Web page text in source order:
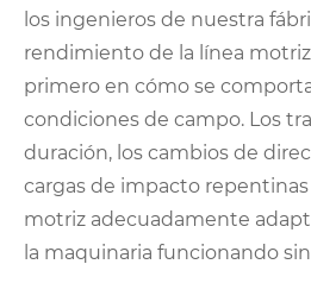
los ingenieros de nuestra
rendimiento de la línea
primero en cómo se
condiciones de campo. Los
duración, los cambios de
cargas de impacto
motriz adecuadamente
la maquinaria funcionando